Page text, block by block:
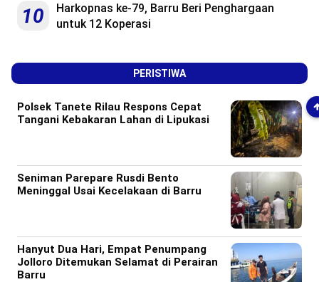
10
Harkopnas ke-79, Barru Beri Penghargaan
untuk 12 Koperasi
PERISTIWA
Polsek Tanete Rilau Respons Cepat
Tangani Kebakaran Lahan di Lipukasi
Seniman Parepare Rusdi Bento
Meninggal Usai Kecelakaan di Barru
Hanyut Dua Hari, Empat Penumpang
Jolloro Ditemukan Selamat di Perairan
Barru